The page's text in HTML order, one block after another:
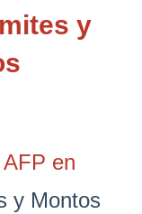
y
en
y Montos